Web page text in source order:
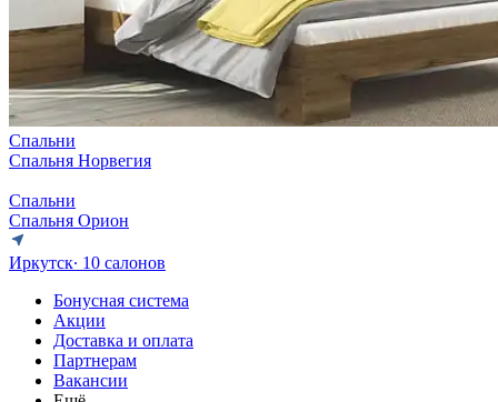
Спальни
Спальня Норвегия
Спальни
Спальня Орион
Иркутск∙ 10 салонов
Бонусная система
Акции
Доставка и оплата
Партнерам
Вакансии